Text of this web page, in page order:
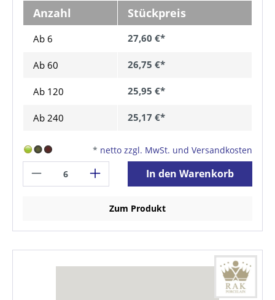
Anzahl Stückpreis
Ab 6 27,60 €*
Ab 60 26,75 €*
Ab 120 25,95 €*
Ab 240 25,17 €*
* netto zzgl. MwSt. und Versandkosten
In den Warenkorb
Zum Produkt